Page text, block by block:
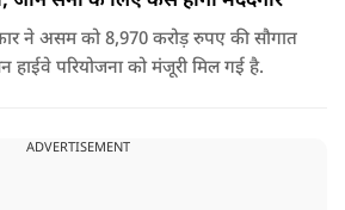
ने असम को 8,970 करोड़ रुपए की सौगात
हाईवे परियोजना को मंजूरी मिल गई है.
ADVERTISEMENT